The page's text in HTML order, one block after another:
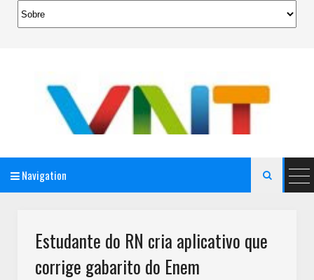
Navigation 
Estudante do RN cria aplicativo que
corrige gabarito do Enem